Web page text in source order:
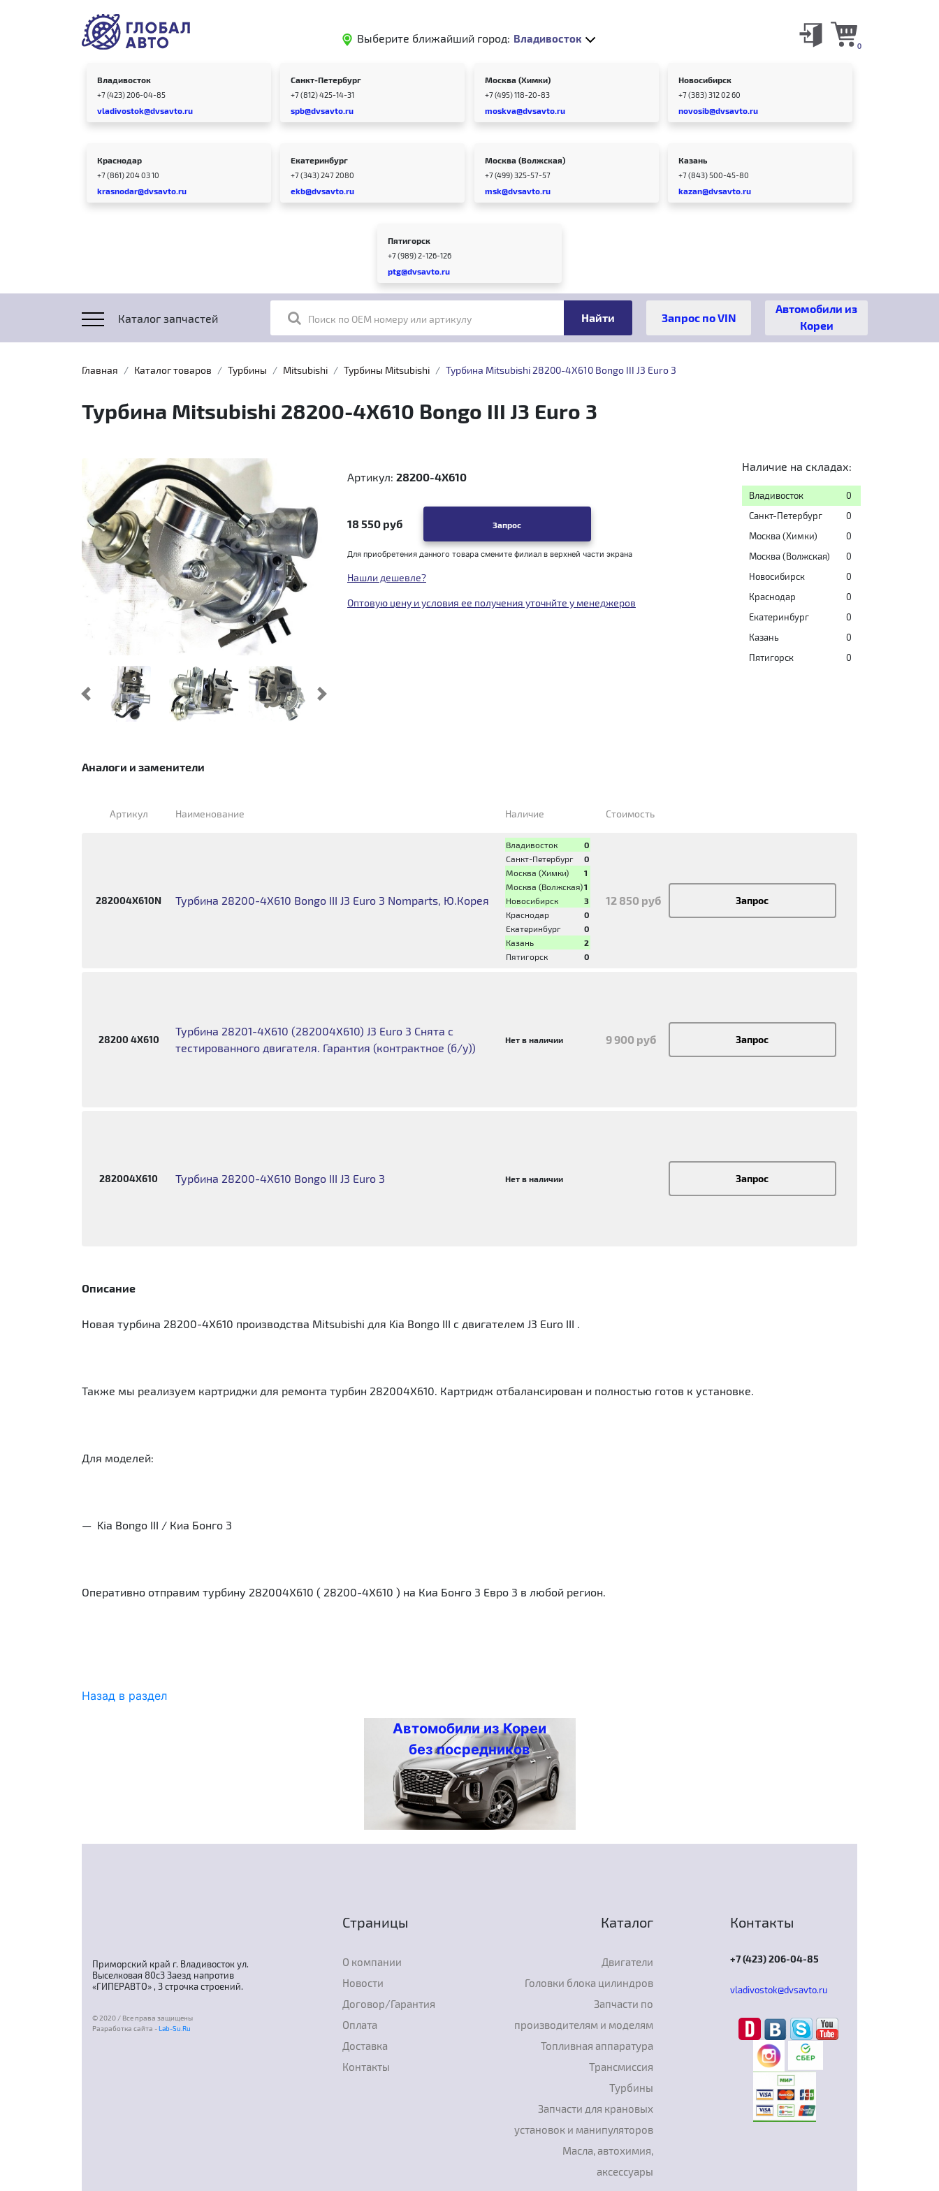
Выберите ближайший город: Владивосток
0
Владивосток
+7 (423) 206-04-85
vladivostok@dvsavto.ru
Санкт-Петербург
+7 (812) 425-14-31
spb@dvsavto.ru
Москва (Химки)
+7 (495) 118-20-83
moskva@dvsavto.ru
Новосибирск
+7 (383) 312 02 60
novosib@dvsavto.ru
Краснодар
+7 (861) 204 03 10
krasnodar@dvsavto.ru
Екатеринбург
+7 (343) 247 2080
ekb@dvsavto.ru
Москва (Волжская)
+7 (499) 325-57-57
msk@dvsavto.ru
Казань
+7 (843) 500-45-80
kazan@dvsavto.ru
Пятигорск
+7 (989) 2-126-126
ptg@dvsavto.ru
Каталог запчастей Поиск по OEM номеру или артикулу
Автомобили из
Кореи
Главная Каталог товаров Турбины Mitsubishi Турбины Mitsubishi Турбина Mitsubishi 28200-4Х610 Bongo III J3 Euro 3
Турбина Mitsubishi 28200-4Х610 Bongo III J3 Euro 3
Предыдущий Cледующий
Артикул: 28200-4X610
18 550 руб Запрос
Для приобретения данного товара смените филиал в верхней части экрана
Нашли дешевле?
Оптовую цену и условия ее получения уточнйте у менеджеров
Наличие на складах:
Владивосток
0
Санкт-Петербург
0
Москва (Химки)
0
Москва (Волжская)
0
Новосибирск
0
Краснодар
0
Екатеринбург
0
Казань
0
Пятигорск
0
Аналоги и заменители
Артикул Наименование Наличие Стоимость
282004X610N Турбина 28200-4Х610 Bongo III J3 Euro 3 Nomparts, Ю.Корея
Владивосток
0
Санкт-Петербург
0
Москва (Химки)
1
Москва (Волжская)1
Новосибирск
3
Краснодар
0
Екатеринбург
0
Казань
2
Пятигорск
0
12 850 руб Запрос
28200 4X610
Турбина 28201-4X610 (282004X610) J3 Euro 3 Снята с
тестированного двигателя. Гарантия (контрактное (б/у))
Нет в наличии 9 900 руб Запрос
282004X610 Турбина 28200-4Х610 Bongo III J3 Euro 3 Нет в наличии Запрос
Описание
Новая турбина 28200-4X610 производства Mitsubishi для Kia Bongo III с двигателем J3 Euro III .
Также мы реализуем картриджи для ремонта турбин 282004X610. Картридж отбалансирован и полностью готов к установке.
Для моделей:
— Kia Bongo III / Киа Бонго 3
Оперативно отправим турбину 282004Х610 ( 28200-4Х610 ) на Киа Бонго 3 Евро 3 в любой регион.
Назад в раздел
Автомобили из Кореи
без посредников
Приморский край г. Владивосток ул.
Выселковая 80с3 Заезд напротив
«ГИПЕРАВТО» , 3 строчка строений.
© 2020 / Все права защищены
Разработка сайта -Lab-Su.Ru
Страницы
О компании
Новости
Договор/Гарантия
Оплата
Доставка
Контакты
Каталог
Двигатели
Головки блока цилиндров
Запчасти по
производителям и моделям
Топливная аппаратура
Трансмиссия
Турбины
Запчасти для крановых
установок и манипуляторов
Масла, автохимия,
аксессуары
Контакты
+7 (423) 206-04-85
vladivostok@dvsavto.ru